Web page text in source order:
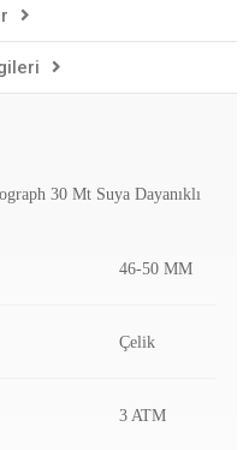
30 Mt Suya Dayanıklı
46-50 MM
Çelik
3 ATM